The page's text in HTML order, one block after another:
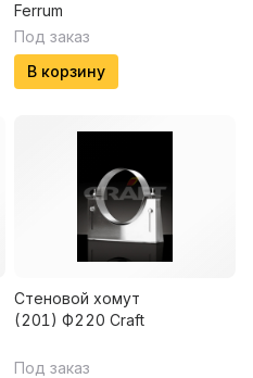
Ferrum
Под заказ
В корзину
Стеновой хомут
(201) Ф220 Craft
Под заказ